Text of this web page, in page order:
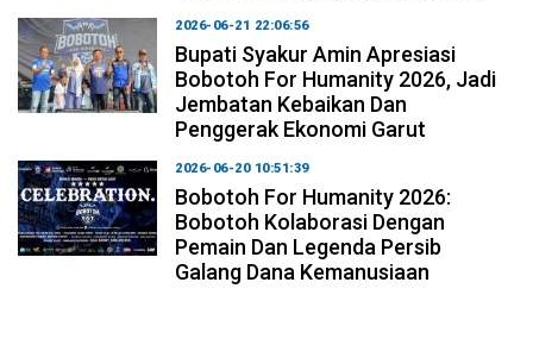
2026-06-21 22:06:56
Bupati Syakur Amin Apresiasi
Bobotoh For Humanity 2026, Jadi
Jembatan Kebaikan Dan
Penggerak Ekonomi Garut
2026-06-20 10:51:39
Bobotoh For Humanity 2026:
Bobotoh Kolaborasi Dengan
Pemain Dan Legenda Persib
Galang Dana Kemanusiaan